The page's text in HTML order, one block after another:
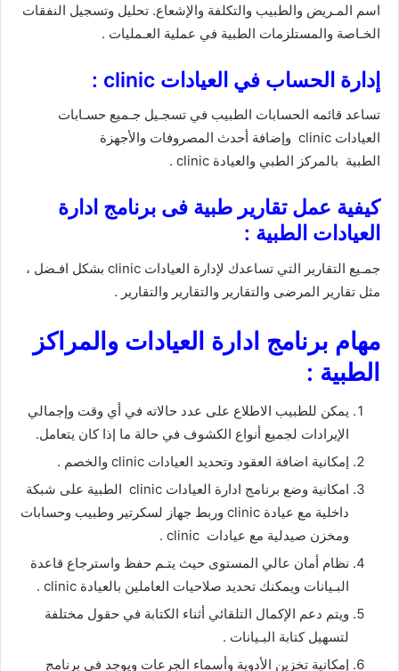
اسم المـريض والطبيب والتكلفة والإشعاع. تحليل وتسجيل النفقات
الخـاصة والمستلزمات الطبية في عملية العـمليات .
إدارة الحساب في العيادات clinic :
تساعد قائمه الحسابات الطبيب في تسجـيل جـميع حسـابات
العيادات clinic وإضافة أحدث المصروفات والأجهزة
الطبية بالمركز الطبي والعيادة clinic .
كيفية عمل تقارير طبية فى برنامج ادارة
العيادات الطبية :
جمـيع التقارير التي تساعدك لإدارة العيادات clinic بشكل افـضل ،
مثل تقارير المرضى والتقارير والتقارير والتقارير .
مهام برنامج ادارة العيادات والمراكز
الطبية :
يمكن للطبيب الاطلاع على عدد حالاته في أي وقت وإجمالي
الإيرادات لجميع أنواع الكشوف في حالة ما إذا كان يتعامل.
إمكانية اضافة العقود وتحديد العيادات clinic والخصم .
امكانية وضع برنامج ادارة العيادات clinic الطبية على شبكة
داخلية مع عيادة clinic وربط جهاز لسكرتير وطبيب وحسابات
ومخزن صيدلية مع عيادات clinic .
نظام أمان عالي المستوى حيث يتـم حفظ واسترجاع قاعدة
البـيانات ويمكنك تحديد صلاحيات العاملين بالعيادة clinic .
ويتم دعم الإكمال التلقائي أثناء الكتابة في حقول مختلفة
لتسهيل كتابة البـيانات .
إمكانية تخزين الأدوية وأسماء الجرعات ويوجد في برنامج